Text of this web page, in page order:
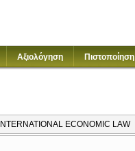
Αξιολόγηση Πιστοποίηση
ECONOMIC LAW